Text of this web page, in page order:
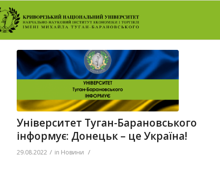
Університет Туган-Барановського
інформує: Донецьк – це Україна!
29.08.2022 / in Новини /